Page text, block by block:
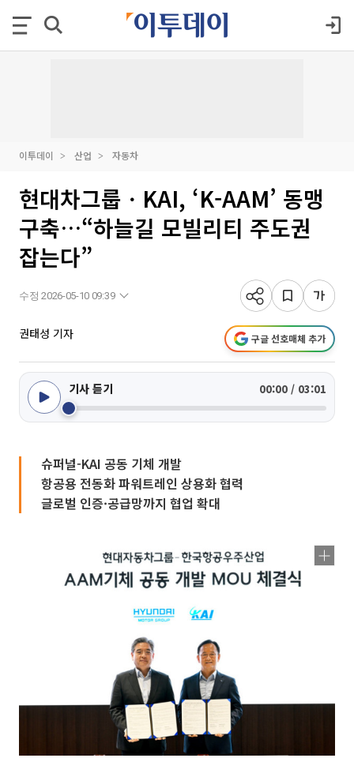
이투데이 산업 자동차
현대차그룹ㆍKAI, ‘K-AAM’ 동맹
구축…“하늘길 모빌리티 주도권
잡는다”
수정 2026-05-10 09:39
권태성 기자 구글 선호매체 추가
기사 듣기 00:00 / 03:01
슈퍼널-KAI 공동 기체 개발
항공용 전동화 파워트레인 상용화 협력
글로벌 인증·공급망까지 협업 확대